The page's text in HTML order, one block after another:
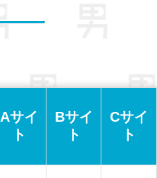
Aサイ
ト
Bサイ
ト
Cサイ
ト